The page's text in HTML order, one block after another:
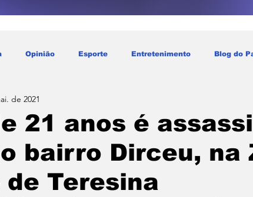
Opinião Esporte Entretenimento Blog do
21 anos é
bairro Dirceu, na
de Teresina
de 2021